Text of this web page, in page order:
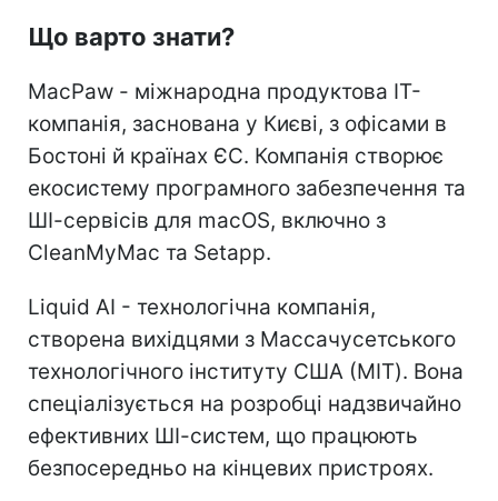
Що варто знати?
MacPaw - міжнародна продуктова IT-
компанія, заснована у Києві, з офісами в
Бостоні й країнах ЄС. Компанія створює
екосистему програмного забезпечення та
ШІ-сервісів для macOS, включно з
CleanMyMac та Setapp.
Liquid AI - технологічна компанія,
створена вихідцями з Массачусетського
технологічного інституту США (MIT). Вона
спеціалізується на розробці надзвичайно
ефективних ШІ-систем, що працюють
безпосередньо на кінцевих пристроях.